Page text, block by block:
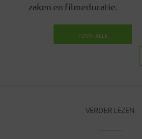
zaken en filmeducatie.
TOON ALLE
VERDER LEZEN